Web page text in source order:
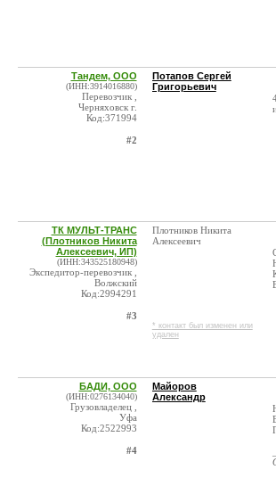
Тандем, ООО
(ИНН:3914016880)
Перевозчик ,
Черняховск г.
Код:371994
#2
Потапов Сергей
Григорьевич
ТК МУЛЬТ-ТРАНС
(Плотников Никита
Алексеевич, ИП)
(ИНН:343525180948)
Экспедитор-перевозчик ,
Волжский
Код:2994291
#3
Плотников Никита
Алексеевич
* контакт был изменен или
удален
БАДИ, ООО
(ИНН:0276134040)
Грузовладелец ,
Уфа
Код:2522993
#4
Майоров
Александр